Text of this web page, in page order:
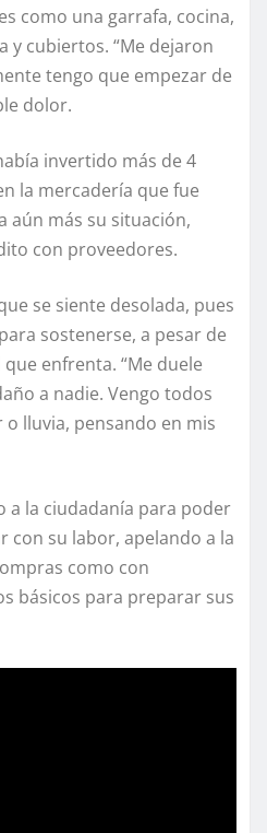
como una garrafa, cocina,
y cubiertos. “Me dejaron
tengo que empezar de
dolor.
invertido más de 4
la mercadería que fue
aún más su situación,
con proveedores.
se siente desolada, pues
sostenerse, a pesar de
enfrenta. “Me duele
a nadie. Vengo todos
lluvia, pensando en mis
a la ciudadanía para poder
con su labor, apelando a la
como con
básicos para preparar sus